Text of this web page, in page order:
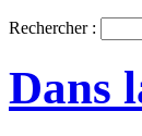
Rechercher :
Dans